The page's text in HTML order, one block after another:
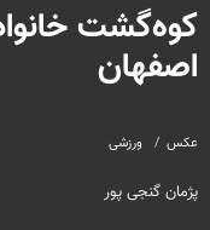
عکس ورزشی
پژمان گنجی پور
کوه‌گشت
اصفهان